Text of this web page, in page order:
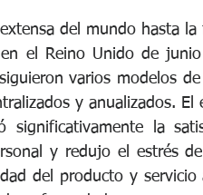
del mundo hasta
el Reino Unido de
varios modelos
y anualizados. El
la
y redujo el estrés
del producto y